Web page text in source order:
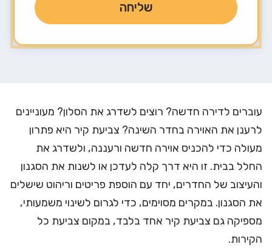
עוברים לדירה חדשה? רוצים לשדרג את הסלון? מעוניינים
לרענן את האוירה בחדר השינה? צביעת קיר היא פתרון
מעולה כדי להכניס אוירה חדשה ורעננה, ולשדרג את
החלל בבית. זו היא דרך קלה לעדכן או לשנות את הסגנון
והעיצוב של החדרים, יחד עם הוספת פריטים וריהוט שישלים
את הסגנון. במקרים מסוימים, כדי לגרום לשינוי משמעותי,
מספיקה גם צביעת קיר אחד בלבד, במקום צביעת כל
הקירות.